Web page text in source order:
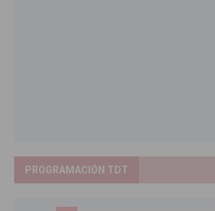
PROGRAMACIÓN TDT